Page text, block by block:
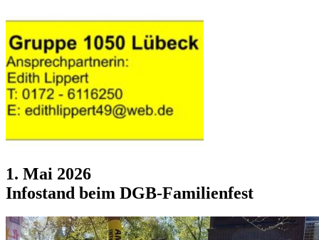
1. Mai 2026
Infostand beim DGB-Familienfest